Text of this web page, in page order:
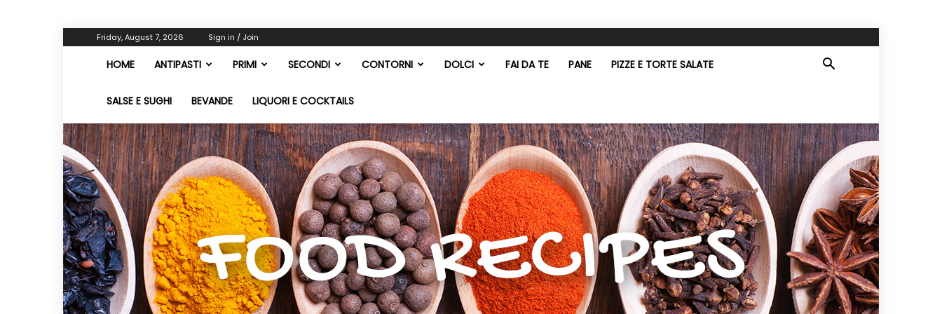
Friday, August 7, 2026 Sign in / Join
HOME ANTIPASTI PRIMI SECONDI CONTORNI DOLCI FAI DA TE PANE PIZZE E TORTE SALATE
SALSE E SUGHI BEVANDE LIQUORI E COCKTAILS